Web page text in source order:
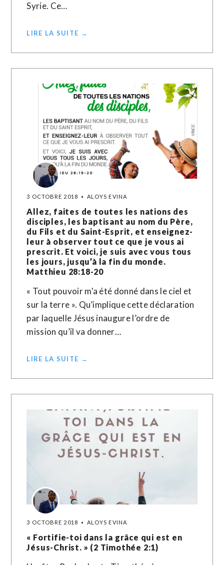
Syrie. Ce…
LIRE LA SUITE →
3 OCTOBRE 2018 ALOYS EVINA
Allez, faites de toutes les nations des
disciples, les baptisant au nom du Père,
du Fils et du Saint-Esprit, et enseignez-
leur à observer tout ce que je vous ai
prescrit. Et voici, je suis avec vous tous
les jours, jusqu’à la fin du monde.
Matthieu 28:18-20
« Tout pouvoir m'a été donné dans le ciel et
sur la terre ». Qu’implique cette déclaration
par laquelle Jésus inaugure l’ordre de
mission qu’il va donner…
LIRE LA SUITE →
3 OCTOBRE 2018 ALOYS EVINA
« Fortifie-toi dans la grâce qui est en
Jésus-Christ. » (2 Timothée 2:1)